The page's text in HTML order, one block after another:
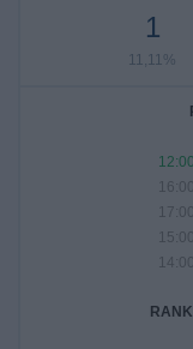
1
11,11%
12:00
16:00
17:00
15:00